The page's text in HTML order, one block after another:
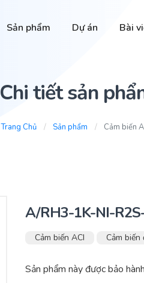
Sản phẩm Dự án Bài
Chi tiết sản
Trang Chủ Sản phẩm Cảm biến
A/RH3-1K-NI-
Cảm biến ACI Cảm biến
Sản phẩm này được bảo